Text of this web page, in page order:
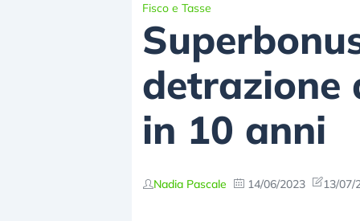
Fisco e Tasse
detrazione
in 10 anni
Nadia Pascale 14/06/2023 13/07/